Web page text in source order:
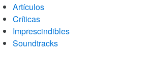
Artículos
Críticas
Imprescindibles
Soundtracks